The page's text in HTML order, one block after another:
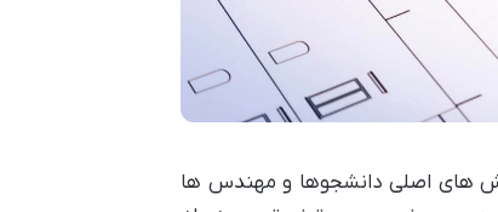
های اصلی دانشجوها و مهندس ها